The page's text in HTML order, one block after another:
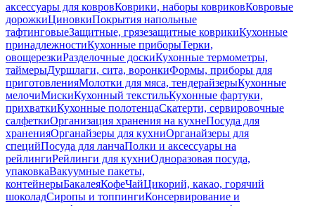
аксессуары для ковровКоврики, наборы ковриковКовровые
дорожкиЦиновкиПокрытия напольные
тафтинговыеЗащитные, грязезащитные коврикиКухонные
принадлежностиКухонные приборыТерки,
овощерезкиРазделочные доскиКухонные термометры,
таймерыДуршлаги, сита, воронкиФормы, приборы для
приготовленияМолотки для мяса, тендерайзерыКухонные
мелочиМискиКухонный текстильКухонные фартуки,
прихваткиКухонные полотенцаСкатерти, сервировочные
салфеткиОрганизация хранения на кухнеПосуда для
храненияОрганайзеры для кухниОрганайзеры для
специйПосуда для ланчаПолки и аксессуары на
рейлингиРейлинги для кухниОдноразовая посуда,
упаковкаВакуумные пакеты,
контейнерыБакалеяКофеЧайЦикорий, какао, горячий
шоколадСиропы и топпингиКонсервирование и